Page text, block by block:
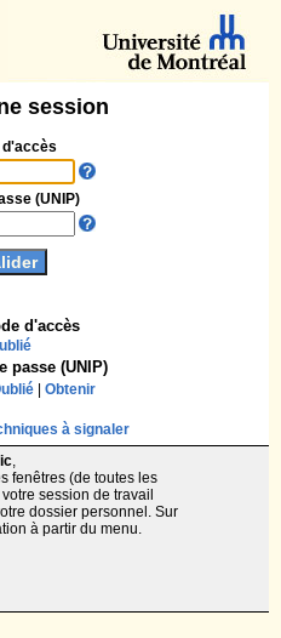
session
d'accès
d'accès
(UNIP)
passe (UNIP)
Obtenir
à signaler
,
fenêtres (de toutes les
session de travail
dossier personnel. Sur
à partir du menu.